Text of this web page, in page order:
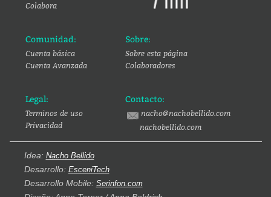
Colabora
Comunidad:
Cuenta básica
Cuenta Avanzada
Sobre:
Sobre esta página
Colaboradores
Legal:
Terminos de uso
Privacidad
Contacto:
nacho@nachobellido.com
nachobellido.com
Idea: Nacho Bellido
Desarrollo: EsceniTech
Desarrollo Mobile: Serinfon.com